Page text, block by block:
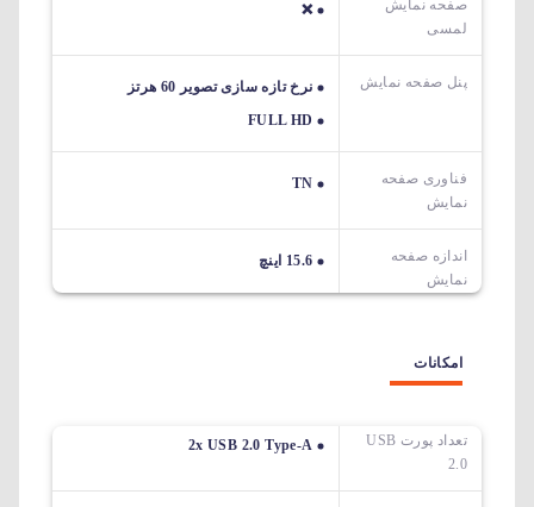
صفحه نمایش
لمسی
❌
پنل صفحه نمایش
نرخ تازه سازی تصویر 60 هرتز
FULL HD
فناوری صفحه
نمایش
TN
اندازه صفحه
نمایش
15.6 اینچ
امکانات
تعداد پورت USB
2.0
2x USB 2.0 Type-A